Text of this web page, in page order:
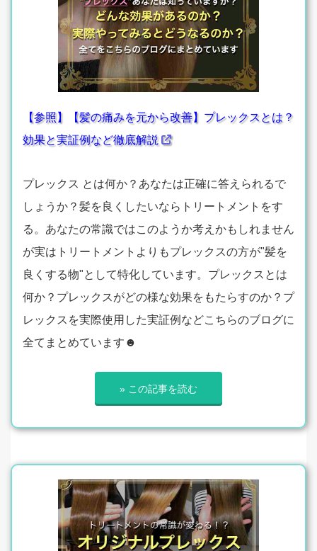
【参照】【髪の痛みを元から改善】プレックスとは？
効果と実証例など徹底解説
プレックス とは何か？あなたは正確に答えられるで
しょうか？髪を良くしたいならトリートメントをす
る。あなたの常識ではこのようか考えかもしれません
が実はトリートメントよりもプレックスの方が"髪を
良くする物"として特化しています。プレックスとは
何か？プレックスがどの様な効果をもたらすのか？プ
レックスを実際使用した実証例などこちらのブログに
全てまとめています☻
» この記事を読む